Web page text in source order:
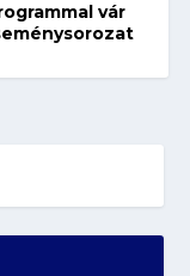
vár